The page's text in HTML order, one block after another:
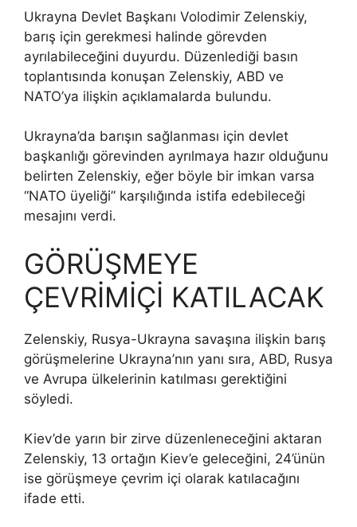
Ukrayna Devlet Başkanı Volodimir Zelenskiy,
barış için gerekmesi halinde görevden
ayrılabileceğini duyurdu. Düzenlediği basın
toplantısında konuşan Zelenskiy, ABD ve
NATO’ya ilişkin açıklamalarda bulundu.
Ukrayna’da barışın sağlanması için devlet
başkanlığı görevinden ayrılmaya hazır olduğunu
belirten Zelenskiy, eğer böyle bir imkan varsa
“NATO üyeliği” karşılığında istifa edebileceği
mesajını verdi.
GÖRÜŞMEYE
ÇEVRİMİÇİ KATILACAK
Zelenskiy, Rusya-Ukrayna savaşına ilişkin barış
görüşmelerine Ukrayna’nın yanı sıra, ABD, Rusya
ve Avrupa ülkelerinin katılması gerektiğini
söyledi.
Kiev’de yarın bir zirve düzenleneceğini aktaran
Zelenskiy, 13 ortağın Kiev’e geleceğini, 24’ünün
ise görüşmeye çevrim içi olarak katılacağını
ifade etti.